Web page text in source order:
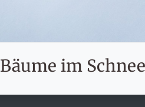
Bäume im